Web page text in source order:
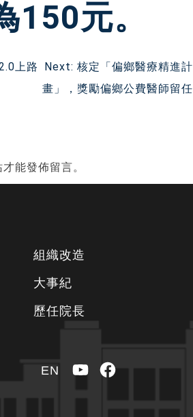
150元。
上路 Next: 核定「偏鄉醫療精進計
畫」，獎勵偏鄉公費醫師留任
能發佈留言。
組織改造
大事紀
歷任院長
EN YouTubeFacebook